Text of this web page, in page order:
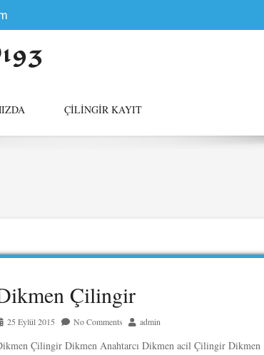
ÇILINGIR KAYIT
Çilingir
25 Eylül 2015 No Comments admin
Çilingir Dikmen Anahtarcı Dikmen acil Çilingir Dikmen